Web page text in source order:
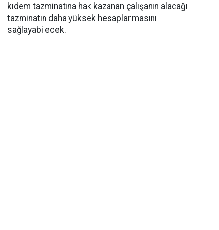
kıdem tazminatına hak kazanan çalışanın alacağı
tazminatın daha yüksek hesaplanmasını
sağlayabilecek.